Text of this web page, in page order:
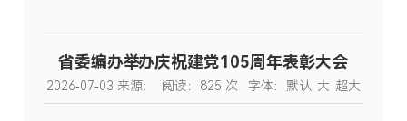
省委编办举办庆祝建党105周年表彰大会
2026-07-03 来源： 阅读： 825 次 字体： 默认 大 超大